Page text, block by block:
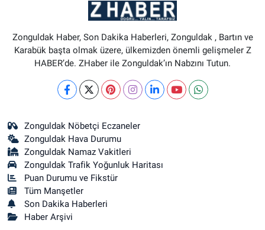
Zonguldak Haber, Son Dakika Haberleri, Zonguldak , Bartın ve
Karabük başta olmak üzere, ülkemizden önemli gelişmeler Z
HABER’de. ZHaber ile Zonguldak’ın Nabzını Tutun.
Zonguldak Nöbetçi Eczaneler
Zonguldak Hava Durumu
Zonguldak Namaz Vakitleri
Zonguldak Trafik Yoğunluk Haritası
Puan Durumu ve Fikstür
Tüm Manşetler
Son Dakika Haberleri
Haber Arşivi